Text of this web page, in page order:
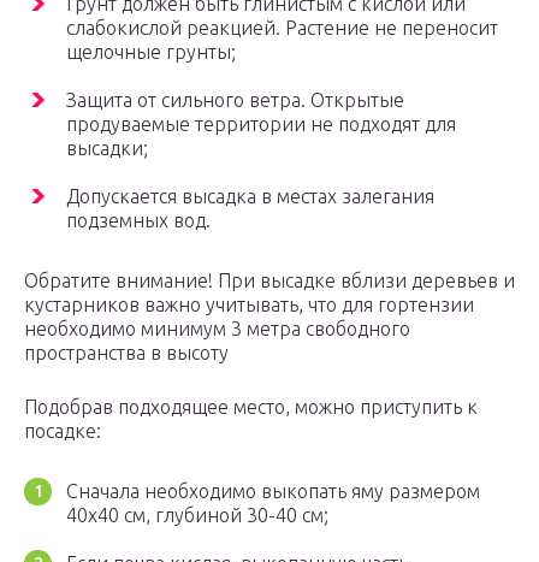
слабокислой реакцией. Растение не переносит
щелочные грунты;
Защита от сильного ветра. Открытые
продуваемые территории не подходят для
высадки;
Допускается высадка в местах залегания
подземных вод.
Обратите внимание! При высадке вблизи деревьев и
кустарников важно учитывать, что для гортензии
необходимо минимум 3 метра свободного
пространства в высоту
Подобрав подходящее место, можно приступить к
посадке:
Сначала необходимо выкопать яму размером
40х40 см, глубиной 30-40 см;